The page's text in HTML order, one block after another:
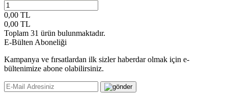
0,00 TL
0,00 TL
Toplam 31 ürün bulunmaktadır.
E-Bülten Aboneliği
Kampanya ve fırsatlardan ilk sizler haberdar olmak için e-
bültenimize abone olabilirsiniz.